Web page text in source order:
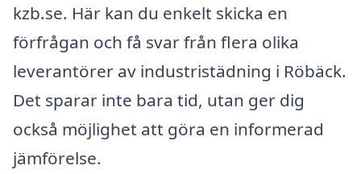
kzb.se. Här kan du enkelt skicka en
förfrågan och få svar från flera olika
leverantörer av industristädning i Röbäck.
Det sparar inte bara tid, utan ger dig
också möjlighet att göra en informerad
jämförelse.